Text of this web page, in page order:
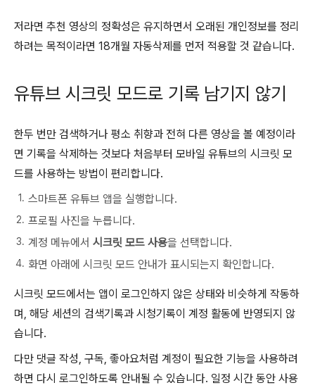
저라면 추천 영상의 정확성은 유지하면서 오래된 개인정보를 정리
하려는 목적이라면 18개월 자동삭제를 먼저 적용할 것 같습니다.
유튜브 시크릿 모드로 기록 남기지 않기
한두 번만 검색하거나 평소 취향과 전혀 다른 영상을 볼 예정이라
면 기록을 삭제하는 것보다 처음부터 모바일 유튜브의 시크릿 모
드를 사용하는 방법이 편리합니다.
스마트폰 유튜브 앱을 실행합니다.
프로필 사진을 누릅니다.
계정 메뉴에서 시크릿 모드 사용을 선택합니다.
화면 아래에 시크릿 모드 안내가 표시되는지 확인합니다.
시크릿 모드에서는 앱이 로그인하지 않은 상태와 비슷하게 작동하
며, 해당 세션의 검색기록과 시청기록이 계정 활동에 반영되지 않
습니다.
다만 댓글 작성, 구독, 좋아요처럼 계정이 필요한 기능을 사용하려
하면 다시 로그인하도록 안내될 수 있습니다. 일정 시간 동안 사용